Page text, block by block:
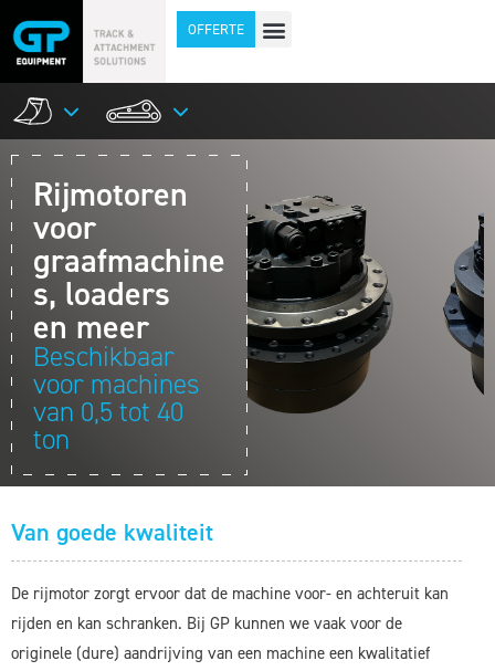
OFFERTE
Rijmotoren
voor
graafmachine
s, loaders
en meer
Beschikbaar
voor machines
van 0,5 tot 40
ton
Van goede kwaliteit
De rijmotor zorgt ervoor dat de machine voor- en achteruit kan
rijden en kan schranken. Bij GP kunnen we vaak voor de
originele (dure) aandrijving van een machine een kwalitatief